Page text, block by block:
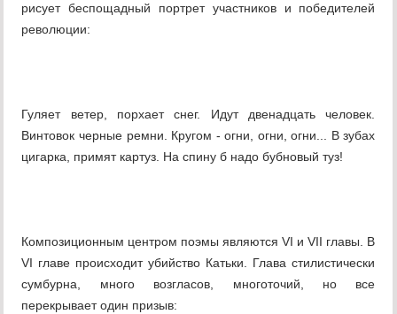
рисует беспощадный портрет участников и победителей
революции:
Гуляет ветер, порхает снег. Идут двенадцать человек.
Винтовок черные ремни. Кругом - огни, огни, огни... В зубах
цигарка, примят картуз. На спину б надо бубновый туз!
Композиционным центром поэмы являются VI и VII главы. В
VI главе происходит убийство Катьки. Глава стилистически
сумбурна, много возгласов, многоточий, но все
перекрывает один призыв: